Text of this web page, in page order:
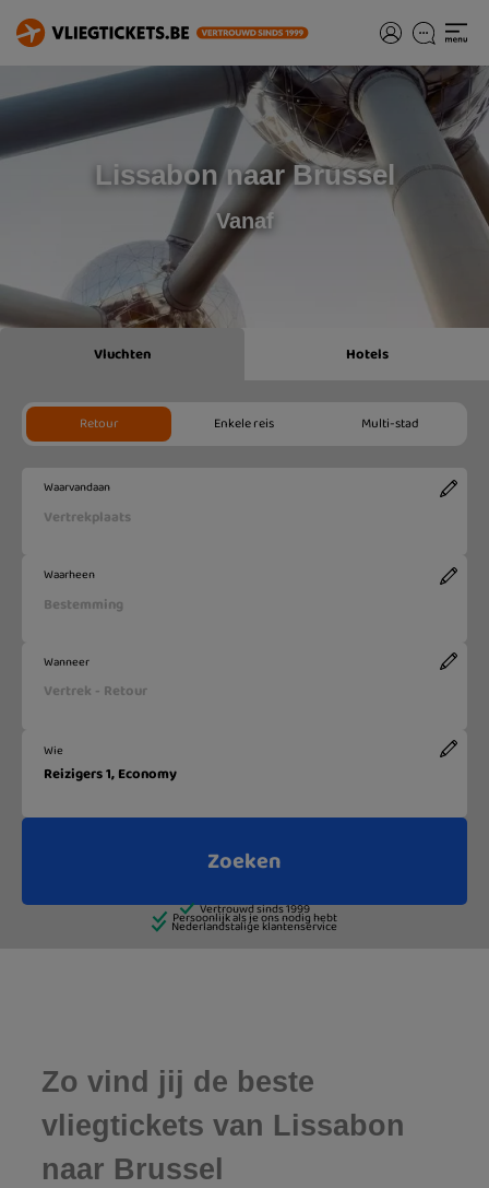
Lissabon naar Brussel
Vanaf
Zo vind jij de beste
vliegtickets van Lissabon
naar Brussel